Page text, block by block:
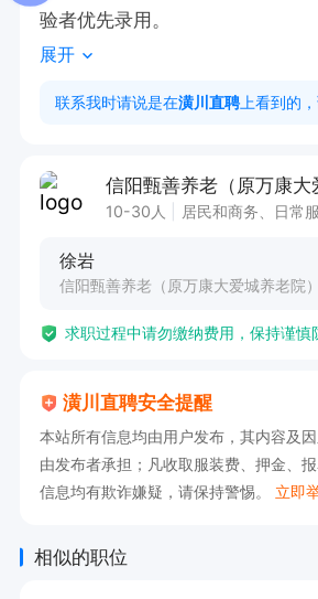
验者优先录用。
展开
联系我时请说是在潢川直聘 上看到的
10-30人 居民和商务、日常
徐岩
信阳甄善养老（原万康大爱城养老院）
求职过程中请勿缴纳费用，保持谨慎
潢川直聘安全提醒
本站所有信息均由用户发布，其内容及
由发布者承担；凡收取服装费、押金、
信息均有欺诈嫌疑，请保持警惕。 立即
相似的职位